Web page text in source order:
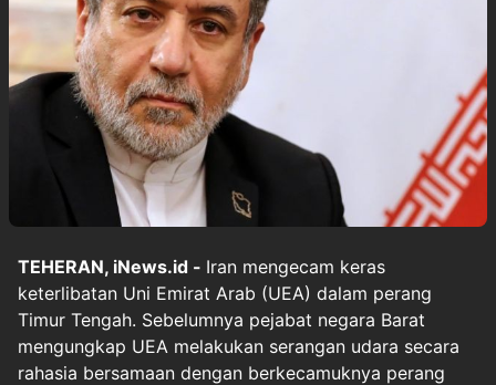
TEHERAN, iNews.id - Iran mengecam keras
keterlibatan Uni Emirat Arab (UEA) dalam perang
Timur Tengah. Sebelumnya pejabat negara Barat
mengungkap UEA melakukan serangan udara secara
rahasia bersamaan dengan berkecamuknya perang